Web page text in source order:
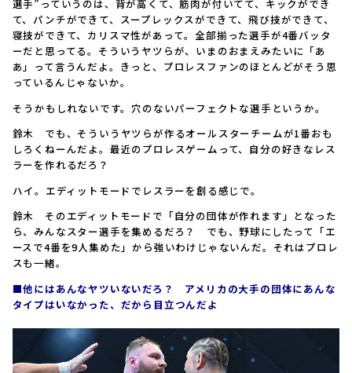
選手”っていうのは、背が高くて、筋肉が付いてて、キックができ
て、パンチができて、スープレックスができて、飛び技ができて、
寝技ができて、カリスマ性があって。全部揃った選手が4番バッタ
ーだと思ってる。そういうヤツらが、いまのおまえみたいに「あ
あ」って言うんだよ。きっと、プロレスファンのほとんどがそう思
っているんじゃないか。
――そうかもしれないです。穴のないパーフェクトな選手というか。
鈴木 でも、そういうヤツらが作るオールスターチームが1番おも
しろくねーんだよ。最近のプロレスゲームって、自分の好きなレス
ラーを作れるだろ？
――ハイ。エディットモードでレスラーを創る感じで。
鈴木 そのエディットモードで「自分の団体が作れます」となった
ら、みんなスター選手を集めるだろ？ でも、野球にしたって「エ
ースで4番を9人集めた」から強いわけじゃないんだ。それはプロレ
スも一緒。
■他にはあんなヤツいないだろ？ アメリカの大手の団体にあんな
タイプはいなかった、だから目立つんだよ